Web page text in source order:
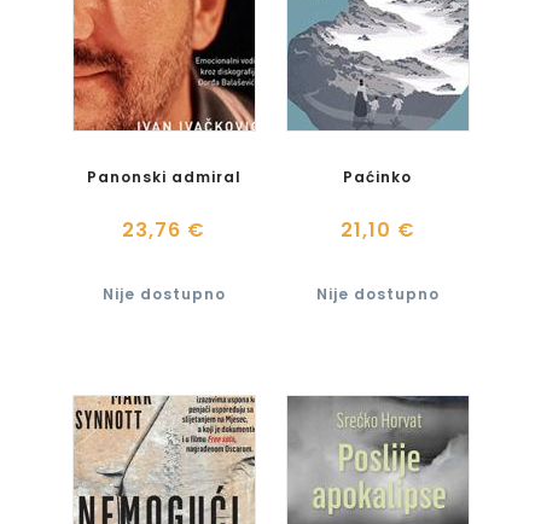
Panonski admiral
23,76 €
Nije dostupno
Paćinko
21,10 €
Nije dostupno